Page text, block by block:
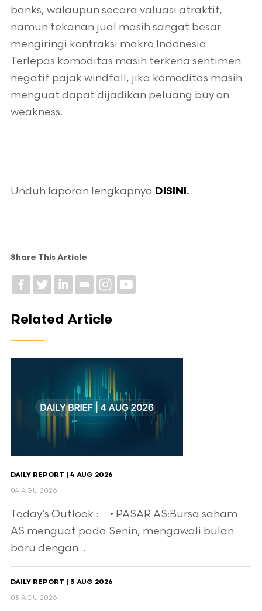
banks, walaupun secara valuasi atraktif,
namun tekanan jual masih sangat besar
mengiringi kontraksi makro Indonesia.
Terlepas komoditas masih terkena sentimen
negatif pajak windfall, jika komoditas masih
menguat dapat dijadikan peluang buy on
weakness.
Unduh laporan lengkapnya DISINI.
Share This Article
Related Article
DAILY REPORT | 4 AUG 2026
04 AGU 2026
Today’s Outlook : • PASAR AS:Bursa saham
AS menguat pada Senin, mengawali bulan
baru dengan ...
DAILY REPORT | 3 AUG 2026
03 AGU 2026